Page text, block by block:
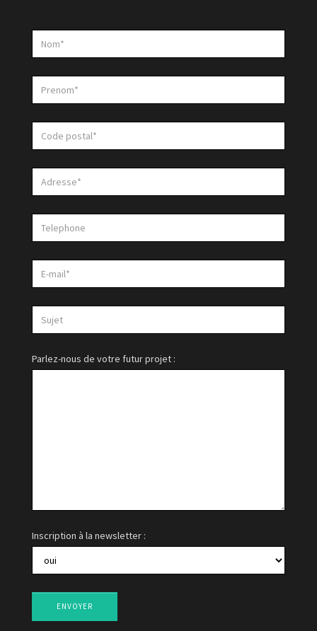
*
*
postal*
*
mail*
Parlez-nous de votre futur projet :
Inscription à la newsletter :
ENVOYER